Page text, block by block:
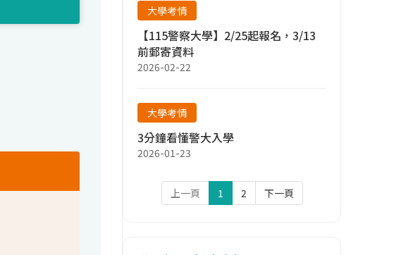
大學考情
【115警察大學】2/25起報名，3/13
前郵寄資料
2026-02-22
大學考情
3分鐘看懂警大入學
2026-01-23
上一頁 1 2 下一頁